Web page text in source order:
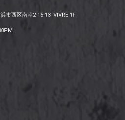
市西区南幸2-15-13 VIVRE 1F